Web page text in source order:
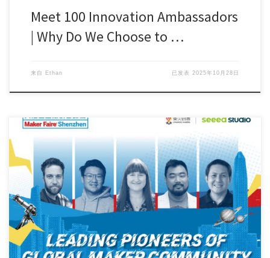
Meet 100 Innovation Ambassadors
| Why Do We Choose to …
来自 Ethan 已发表2025年10月28日
Days seem to drag on when you’re lost in ant […]